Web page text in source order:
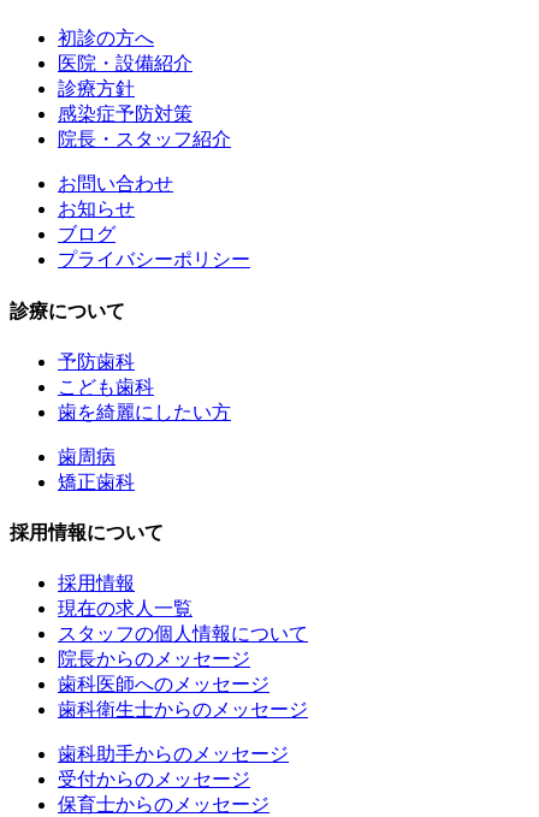
初診の方へ
医院・設備紹介
診療方針
感染症予防対策
院長・スタッフ紹介
お問い合わせ
お知らせ
ブログ
プライバシーポリシー
診療について
予防歯科
こども歯科
歯を綺麗にしたい方
歯周病
矯正歯科
採用情報について
採用情報
現在の求人一覧
スタッフの個人情報について
院長からのメッセージ
歯科医師へのメッセージ
歯科衛生士からのメッセージ
歯科助手からのメッセージ
受付からのメッセージ
保育士からのメッセージ